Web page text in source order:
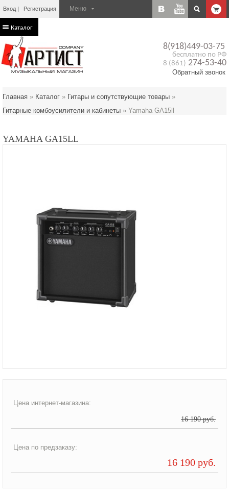
Вход Регистрация
8(918)449-03-75
бесплатно по РФ
8 (861) 274-53-40
Обратный звонок
Каталог
Главная » Каталог » Гитары и сопутствующие товары »
Гитарные комбоусилители и кабинеты » Yamaha GA15ll
YAMAHA GA15LL
Цена интернет-магазина:
16 190 руб.
Цена по предзаказу:
16 190 руб.